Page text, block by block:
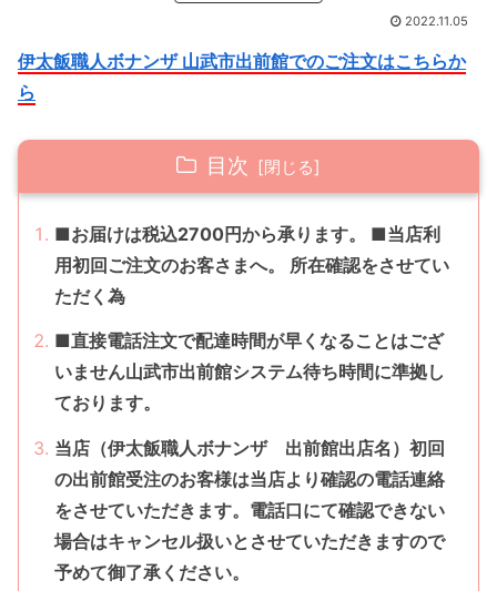
2022.11.05
伊太飯職人ボナンザ 山武市出前館でのご注文はこちらか
ら
目次
■お届けは税込2700円から承ります。 ■当店利
用初回ご注文のお客さまへ。 所在確認をさせてい
ただく為
■直接電話注文で配達時間が早くなることはござ
いません山武市出前館システム待ち時間に準拠し
ております。
当店（伊太飯職人ボナンザ 出前館出店名）初回
の出前館受注のお客様は当店より確認の電話連絡
をさせていただきます。電話口にて確認できない
場合はキャンセル扱いとさせていただきますので
予めて御了承ください。